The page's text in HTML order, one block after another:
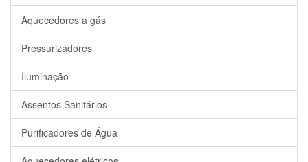
Aquecedores a gás
Pressurizadores
Iluminação
Assentos Sanitários
Purificadores de Água